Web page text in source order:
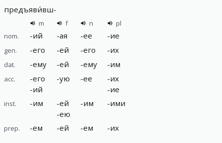
предъяви́вш-
m f n
pl
nom.
-ий -ая -ее -ие
gen. -его -ей -его -их
dat. -ему -ей -ему -им
acc. -его
-ий
-ую -ее -их
-ие
inst. -им -ей
-ею
-им -ими
prep. -ем -ей -ем -их